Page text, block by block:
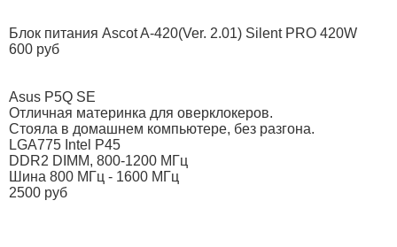
Блок питания Ascot A-420(Ver. 2.01) Silent PRO 420W
600 руб
Asus P5Q SE
Отличная материнка для оверклокеров.
Стояла в домашнем компьютере, без разгона.
LGA775 Intel P45
DDR2 DIMM, 800-1200 МГц
Шина 800 МГц - 1600 МГц
2500 руб